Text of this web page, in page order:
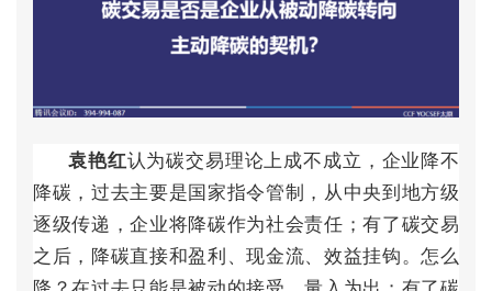
袁艳红认为碳交易理论上成不成立 ， 企业降不
降碳 ，过去主要是国家指令管制 ， 从中央到地方级
逐级传递 ，企业将降碳作为社会责任 ； 有了碳交易
之 后 ， 降碳直接和盈利、现金流、效益挂钩。怎么